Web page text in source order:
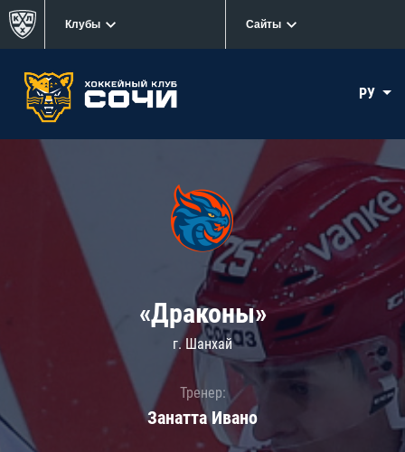
Клубы Сайты
РУ
«Драконы»
г. Шанхай
Тренер:
Занатта Иванo